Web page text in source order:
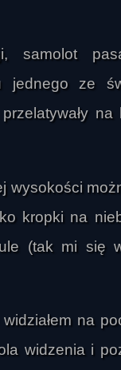
samolot
jednego ze
na
wysokości
kropki na
(tak mi się
na
widzenia i